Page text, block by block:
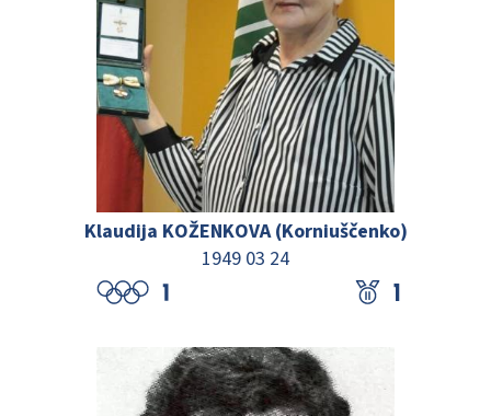
Klaudija KOŽENKOVA (Korniuščenko)
1949 03 24